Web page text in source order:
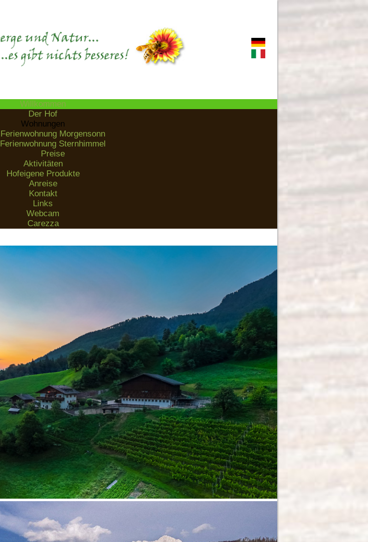
Willkommen
Der Hof
Wohnungen
Ferienwohnung Morgensonn
Ferienwohnung Sternhimmel
Preise
Aktivitäten
Hofeigene Produkte
Anreise
Kontakt
Links
Webcam
Carezza